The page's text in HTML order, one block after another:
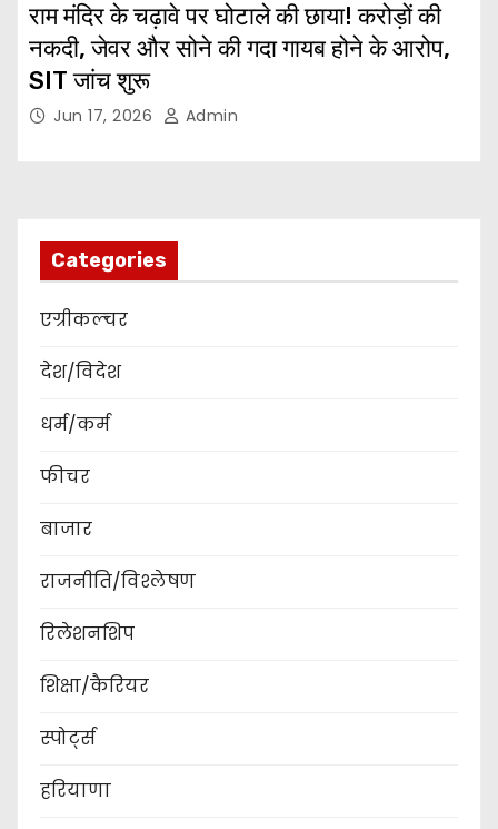
राम मंदिर के चढ़ावे पर घोटाले की छाया! करोड़ों की
नकदी, जेवर और सोने की गदा गायब होने के आरोप,
SIT जांच शुरू
Jun 17, 2026 Admin
Categories
एग्रीकल्चर
देश/विदेश
धर्म/कर्म
फीचर
बाजार
राजनीति/विश्लेषण
रिलेशनशिप
शिक्षा/कैरियर
स्पोर्ट्स
हरियाणा